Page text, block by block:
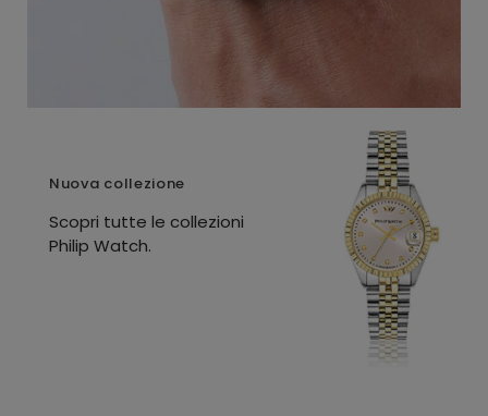
Nuova collezione
Scopri tutte le collezioni
Philip Watch.